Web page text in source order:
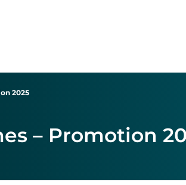
2025
– Promotion